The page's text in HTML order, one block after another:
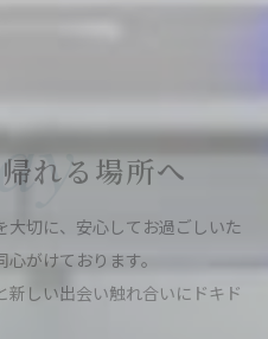
れる場所へ
大切に、安心してお過ごしいた
がけております。
しい出会い触れ合いにドキド